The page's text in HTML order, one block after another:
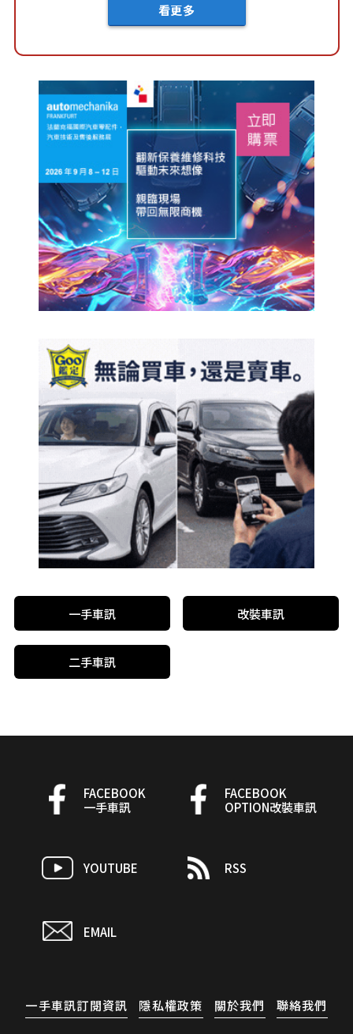
看更多
一手車訊 改裝車訊
二手車訊
FACEBOOK
一手車訊
FACEBOOK
OPTION改裝車訊
YOUTUBE RSS
EMAIL
一手車訊訂閱資訊 隱私權政策 關於我們 聯絡我們